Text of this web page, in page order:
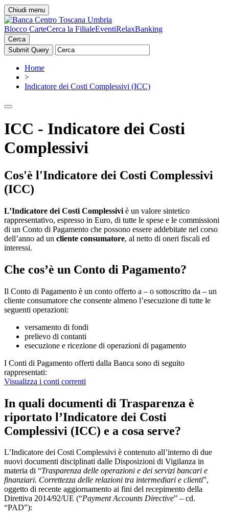
Chiudi menu
Blocco CarteCerca la FilialeEventiRelaxBanking
Cerca
Home
>
Indicatore dei Costi Complessivi (ICC)
ICC - Indicatore dei Costi
Complessivi
Cos'è l'Indicatore dei Costi Complessivi
(ICC)
L’Indicatore dei Costi Complessivi è un valore sintetico
rappresentativo, espresso in Euro, di tutte le spese e le commissioni
di un Conto di Pagamento che possono essere addebitate nel corso
dell’anno ad un cliente consumatore, al netto di oneri fiscali ed
interessi.
Che cos’è un Conto di Pagamento?
Il Conto di Pagamento è un conto offerto a – o sottoscritto da – un
cliente consumatore che consente almeno l’esecuzione di tutte le
seguenti operazioni:
versamento di fondi
prelievo di contanti
esecuzione e ricezione di operazioni di pagamento
I Conti di Pagamento offerti dalla Banca sono di seguito
rappresentati:
Visualizza i conti correnti
In quali documenti di Trasparenza è
riportato l’Indicatore dei Costi
Complessivi (ICC) e a cosa serve?
L’Indicatore dei Costi Complessivi è contenuto all’interno di due
nuovi documenti disciplinati dalle Disposizioni di Vigilanza in
materia di “Trasparenza delle operazioni e dei servizi bancari e
finanziari. Correttezza delle relazioni tra intermediari e clienti”,
oggetto di recente aggiornamento ai fini del recepimento della
Direttiva 2014/92/UE (“Payment Accounts Directive” – cd.
“PAD”):